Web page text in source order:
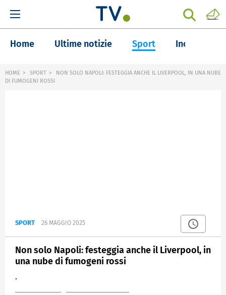
Home Ultime notizie Sport Inchieste
HOME SPORT
NON SOLO NAPOLI: FESTEGGIA ANCHE IL LIVERPOOL, IN UNA NUBE
DI FUMOGENI ROSSI
SPORT 26 MAGGIO 2025
Non solo Napoli: festeggia anche il Liverpool, in
una nube di fumogeni rossi
.